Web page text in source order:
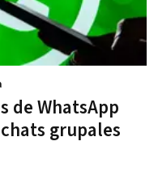
de WhatsApp
grupales